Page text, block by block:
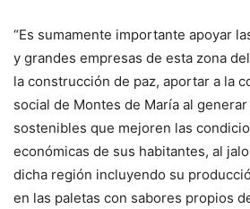
“Es sumamente importante apoyar
y grandes empresas de esta zona
la construcción de paz, aportar a la
social de Montes de María al
sostenibles que mejoren las
económicas de sus habitantes, al
dicha región incluyendo su
en las paletas con sabores propios